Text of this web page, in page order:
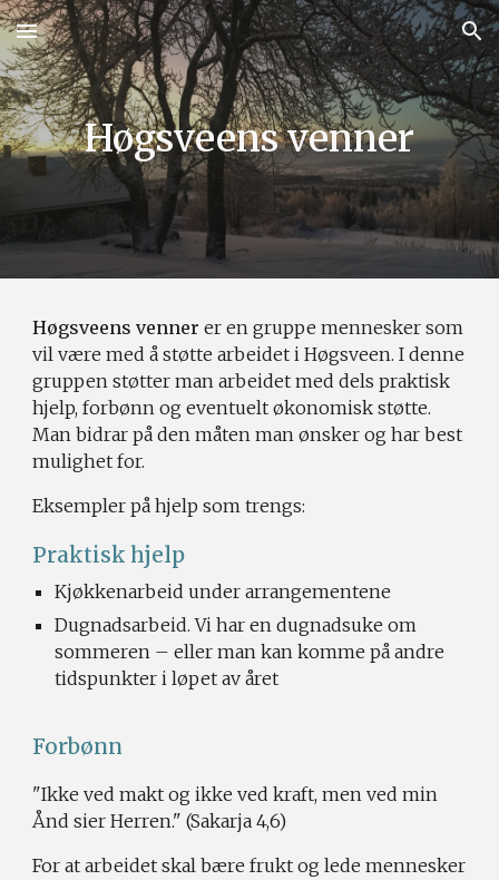
Skip to main content Skip to navigation
Høgsveens venner
Høgsveens venner er en gruppe mennesker som
vil være med å støtte arbeidet i Høgsveen. I denne
gruppen støtter man arbeidet med dels praktisk
hjelp, forbønn og eventuelt økonomisk støtte.
Man bidrar på den måten man ønsker og har best
mulighet for.
Eksempler på hjelp som trengs:
Praktisk hjelp
Kjøkkenarbeid under arrangementene
Dugnadsarbeid. Vi har en dugnadsuke om
sommeren – eller man kan komme på andre
tidspunkter i løpet av året
Forbønn
"Ikke ved makt og ikke ved kraft, men ved min
Ånd sier Herren."(Sakarja 4,6)
For at arbeidet skal bære frukt og lede mennesker